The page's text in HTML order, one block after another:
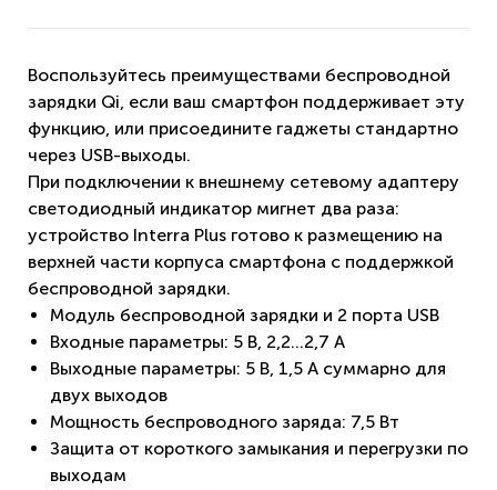
Воспользуйтесь преимуществами беспроводной
зарядки Qi, если ваш смартфон поддерживает эту
функцию, или присоедините гаджеты стандартно
через USB-выходы.
При подключении к внешнему сетевому адаптеру
светодиодный индикатор мигнет два раза:
устройство Interra Plus готово к размещению на
верхней части корпуса смартфона с поддержкой
беспроводной зарядки.
Модуль беспроводной зарядки и 2 порта USB
Входные параметры: 5 В, 2,2...2,7 A
Выходные параметры: 5 В, 1,5 A суммарно для
двух выходов
Мощность беспроводного заряда: 7,5 Вт
Защита от короткого замыкания и перегрузки по
выходам